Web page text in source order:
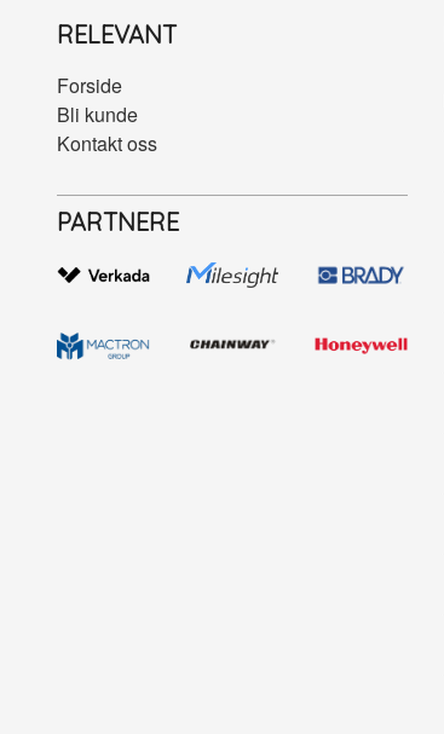
RELEVANT
Forside
Bli kunde
Kontakt oss
PARTNERE